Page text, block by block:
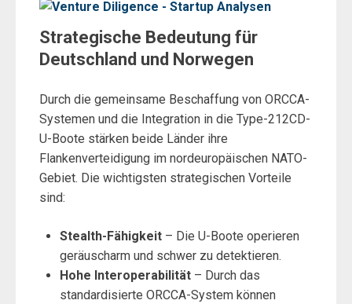
Strategische Bedeutung für
Deutschland und Norwegen
Durch die gemeinsame Beschaffung von ORCCA-
Systemen und die Integration in die Type-212CD-
U-Boote stärken beide Länder ihre
Flankenverteidigung im nordeuropäischen NATO-
Gebiet. Die wichtigsten strategischen Vorteile
sind:
Stealth-Fähigkeit– Die U-Boote operieren
geräuscharm und schwer zu detektieren.
Hohe Interoperabilität– Durch das
standardisierte ORCCA-System können